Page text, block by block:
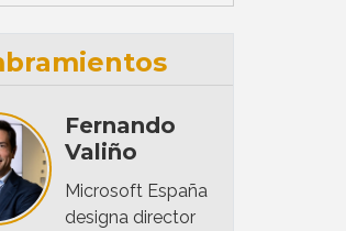
Fernando
Valiño
Microsoft España
designa director